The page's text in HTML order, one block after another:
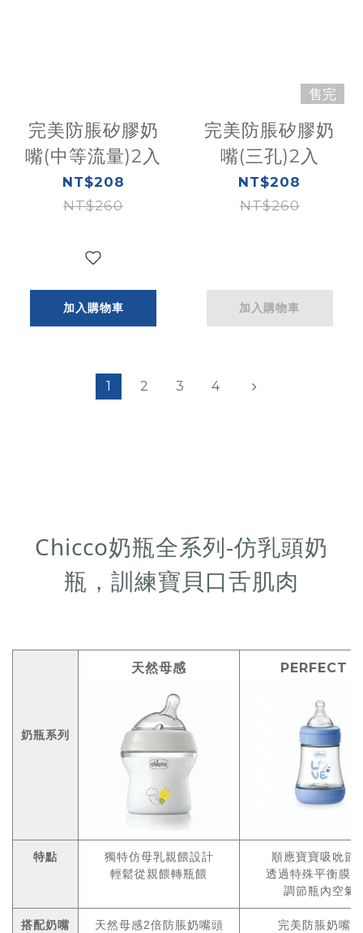
完美防脹矽膠奶
嘴(中等流量)2入
NT$208
NT$260
加入購物車
售完
完美防脹矽膠奶
嘴(三孔)2入
NT$208
NT$260
加入購物車
1 2 3 4
Chicco奶瓶全系列-仿乳頭奶
瓶，訓練寶貝口舌肌肉
奶瓶系列
天然母感 PERFECT 5
特點
獨特仿母乳親餵設計
輕鬆從親餵轉瓶餵
順應寶寶吸吮節
透過特殊平衡膜
調節瓶內空氣
搭配奶嘴
天然母感2倍防脹奶嘴頭 完美防脹奶嘴頭